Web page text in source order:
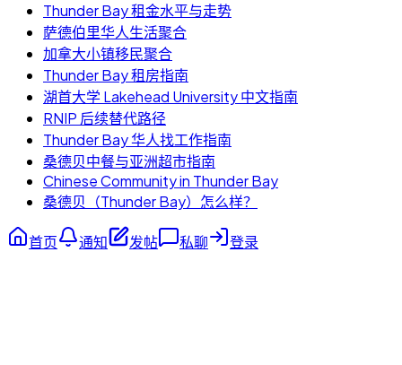
Thunder Bay 租金水平与走势
萨德伯里华人生活聚合
加拿大小镇移民聚合
Thunder Bay 租房指南
湖首大学 Lakehead University 中文指南
RNIP 后续替代路径
Thunder Bay 华人找工作指南
桑德贝中餐与亚洲超市指南
Chinese Community in Thunder Bay
桑德贝（Thunder Bay）怎么样？
首页 通知 发帖 私聊 登录